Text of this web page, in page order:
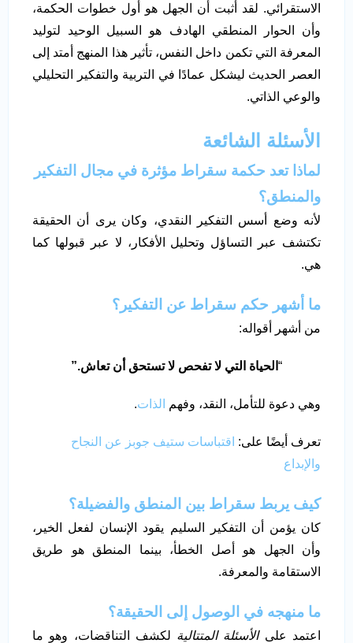
الاستقرائي. لقد أثبت أن الجهل هو أول خطوات الحكمة،
وأن الحوار المنطقي الهادف هو السبيل الوحيد لتوليد
المعرفة التي تكمن داخل النفس، تأثير هذا المنهج أمتد إلى
العصر الحديث ليشكل عمادًا في التربية والتفكير التحليلي
والوعي الذاتي.
الأسئلة الشائعة
لماذا تعد حكمة سقراط مؤثرة في مجال التفكير
والمنطق؟
لأنه وضع أسس التفكير النقدي، وكان يرى أن الحقيقة
تكتشف عبر التساؤل وتحليل الأفكار، لا عبر قبولها كما
هي.
ما أشهر حكم سقراط عن التفكير؟
من أشهر أقواله:
“ الحياة التي لا تفحص لا تستحق أن تعاش.”
وهي دعوة للتأمل، النقد، وفهم الذات.
تعرف أيضًا على: اقتباسات ستيف جوبز عن النجاح
والإبداع
كيف يربط سقراط بين المنطق والفضيلة؟
كان يؤمن أن التفكير السليم يقود الإنسان لفعل الخير،
وأن الجهل هو أصل الخطأ، بينما المنطق هو طريق
الاستقامة والمعرفة.
ما منهجه في الوصول إلى الحقيقة؟
اعتمد علىالأسئلة المتتالية لكشف التناقضات، وهو ما